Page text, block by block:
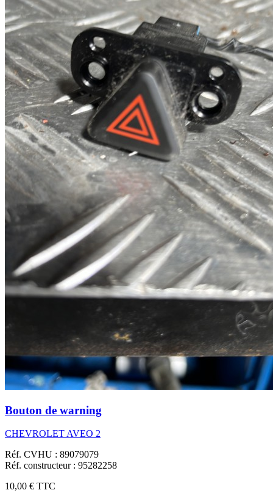
Bouton de warning
CHEVROLET AVEO 2
Réf. CVHU : 89079079
Réf. constructeur : 95282258
10,00 € TTC